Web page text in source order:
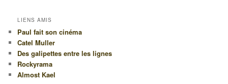
LIENS AMIS
Paul fait son cinéma
Catel Muller
Des galipettes entre les lignes
Rockyrama
Almost Kael